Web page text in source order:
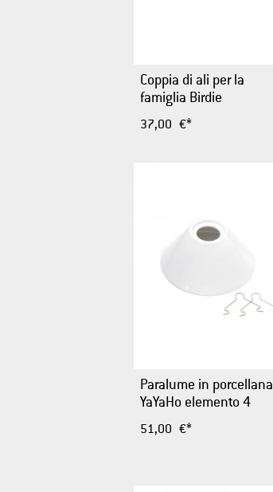
Coppia di ali per la
famiglia Birdie
37,00 €*
Paralume in porcellana
YaYaHo elemento 4
51,00 €*